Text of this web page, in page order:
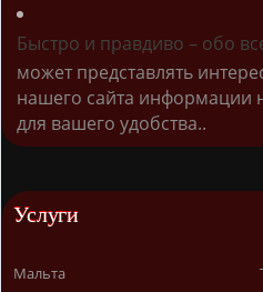
Быстро и правдиво – обо
может представлять
нашего сайта информации
для вашего удобства..
Услуги
Мальта